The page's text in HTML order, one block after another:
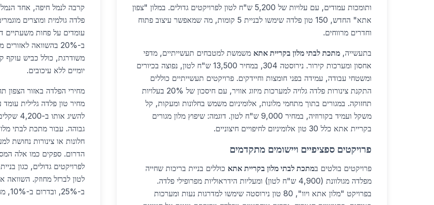
ותומכות עמודים, עם עלויות של 5,200 ש"ח לטון לפרויקטים גדולים. במלון "צפון
אתא" החדש, 150 טון פלדה שימשו לבניית 5 קומות, מה שמאפשר עיצוב פתוח
וחדרים מרווחים.
בתעשייה, מתכת לבתי מלון בקריית אתא משמשת למטבחים תעשייתיים, מדפי
אחסון ומערכות קירור. נירוסטה 304, במחיר 13,500 ש"ח לטון, נפוצה בכיורים
ומשטחי עבודה, עמידה בפני חומצות וחיידקים. פרויקטים תעשייתיים כוללים
התקנת צינורות פלדה גלויה למערכות מיזוג אוויר, עם חיסכון של 20% בעלויות
תחזוקה. במגורים בתוך מתחמי מלונות, אלומיניום משמש בחלונות ומעקות, קל
משקל ועמיד בקורוזיה, במחיר 9,000 ש"ח לטון. דוגמה: שיפוץ מלון מגורים
בקריית אתא כלל 30 טון אלומיניום לחיפויים חיצוניים.
פרויקטים ספציפיים ויישומים מתקדמים
פרויקטים בולטים במתכת לבתי מלון בקריית אתא כוללים בניית בריכות שחייה
מפלדה מגולוונת (4,900 ש"ח לטון) ומעליות הידראוליות מפרופילי פלדה.
בפרויקט "מלון אתא ויוו", 80 טון נירוסטה שימשו למדרגות נעות ומערכות
קרבה לנמל חיפה, אחד
ב-20% בהשוואה
יומיים ללא עיכובים.
להשיג
גבוהה. עבור מתכת לבתי
הדרום. ספקים כמו אלה
לטון לברזל מחוזק. השוואה
ב-25%, ובדרום ב-10%, מה שהופך את הצפון לאופציה כלכלית מובילה.